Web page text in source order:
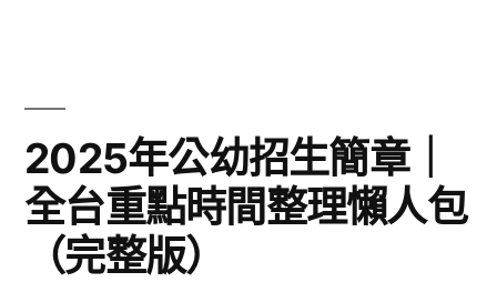
2025年公幼招生簡章｜
全台重點時間整理懶人包
（完整版）